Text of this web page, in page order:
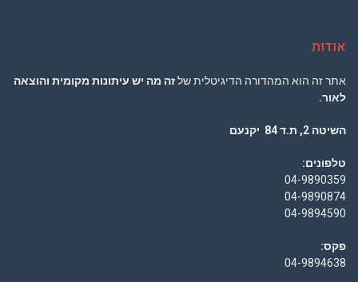
אודות
אתר זה הוא המהדורה הדיגיטלית שלזה מה יש עיתונות מקומית והוצאה
לאור.
השיטה 2, ת.ד 84 יקנעם
טלפונים:
04-9890359
04-9890874
04-9894590
פקס:
04-9894638